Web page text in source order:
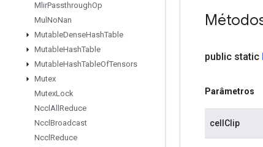
MlirPassthroughOp
Mul NoNan
MutableDenseHashTable
MutableHashTable
MutableHashTableOfTensors
Mutex
MutexLock
Nccl All Reduce
Nccl Broadcast
Nccl Reduce
public static
Parâmetros
cellClip